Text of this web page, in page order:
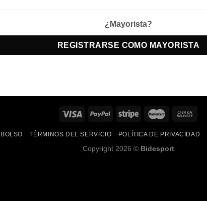
¿Mayorista?
REGISTRARSE COMO MAYORISTA
TÉRMINOS DEL SERVICIO POLÍTICA DE PRIVACIDAD
Copyright 2026 © Bidesport